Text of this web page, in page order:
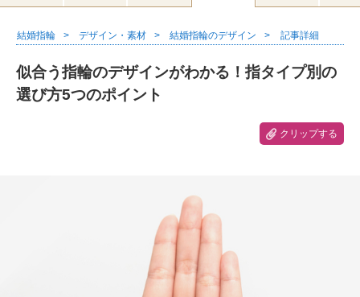
結婚指輪 デザイン・素材 結婚指輪のデザイン 記事詳細
似合う指輪のデザインがわかる！指タイプ別の
選び方5つのポイント
クリップする